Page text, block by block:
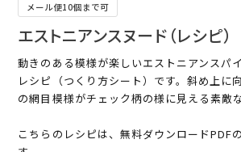
メール便10個まで可
エストニアンスヌード（レシピ）
動きのある模様が楽しいエストニアンスパ
レシピ（つくり方シート）です。斜め上に
の網目模様がチェック柄の様に見える素敵
こちらのレシピは、無料ダウンロードPDF